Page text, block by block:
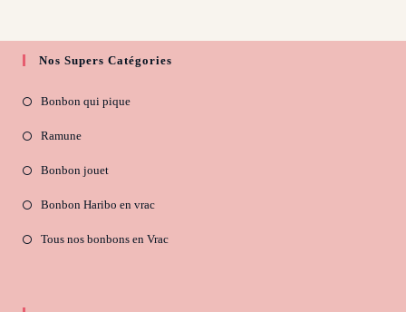
Nos Supers Catégories
Bonbon qui pique
Ramune
Bonbon jouet
Bonbon Haribo en vrac
Tous nos bonbons en Vrac